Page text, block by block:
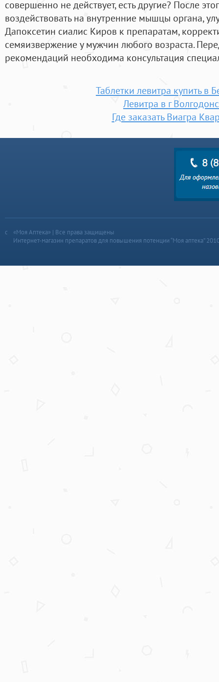
совершенно не действует, есть другие? После
воздействовать на внутренние мышцы органа,
Дапоксетин сиалис Киров к препаратам,
семяизвержение у мужчин любого возраста.
рекомендаций необходима консультация
Таблетки левитра купить в
Левитра в г
Где заказать Виагра
«Моя Аптека» | Все права защищены
Интернет-магазин препаратов для повышения потенции “Моя аптека”